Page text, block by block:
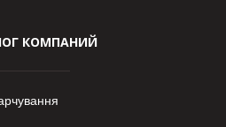
КОМПАНИЙ